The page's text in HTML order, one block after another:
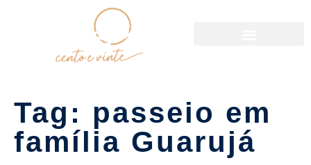
Tag: passeio em
família Guarujá